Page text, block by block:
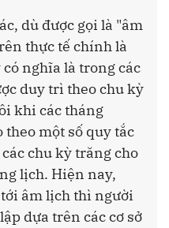
dù được gọi là "âm
thực tế chính là
nghĩa là trong các
duy trì theo chu kỳ
khi các tháng
một số quy tắc
chu kỳ trăng cho
lịch. Hiện nay,
âm lịch thì người
dựa trên các cơ sở